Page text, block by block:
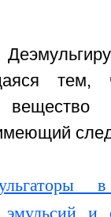
тем,
вещество